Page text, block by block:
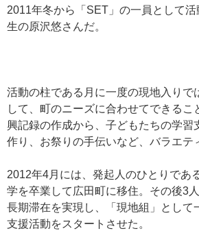
2011年冬から「SET」の一員として
生の原沢悠さんだ。
活動の柱である月に一度の現地入りで
して、町のニーズに合わせてできるこ
興記録の作成から、子どもたちの学習
作り、お祭りの手伝いなど、バラエテ
2012年4月には、発起人のひとりであ
学を卒業して広田町に移住。その後3
長期滞在を実現し、「現地組」として
支援活動をスタートさせた。